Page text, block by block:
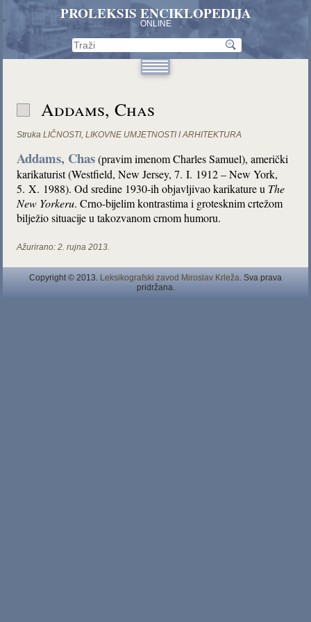
PROLEKSIS ENCIKLOPEDIJA
ONLINE
Addams, Chas
Struka LIČNOSTI,LIKOVNE UMJETNOSTI I ARHITEKTURA
Addams, Chas(pravim imenom Charles Samuel), američki
karikaturist (Westfield, New Jersey, 7. I. 1912 – New York,
5. X. 1988). Od sredine 1930-ih objavljivao karikature u The
New Yorkeru. Crno-bijelim kontrastima i grotesknim crtežom
bilježio situacije u takozvanom crnom humoru.
Ažurirano: 2. rujna 2013.
Copyright © 2013. Leksikografski zavod Miroslav Krleža. Sva prava
pridržana.